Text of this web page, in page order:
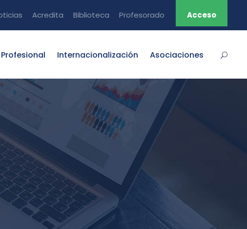
Acredita Biblioteca Profesorado Acceso
Internacionalización Asociaciones